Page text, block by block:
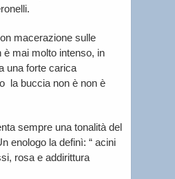
macerazione sulle
è mai molto intenso, in
una forte carica
la buccia non è non è
sempre una tonalità del
enologo la definì: “ acini
rosa e addirittura